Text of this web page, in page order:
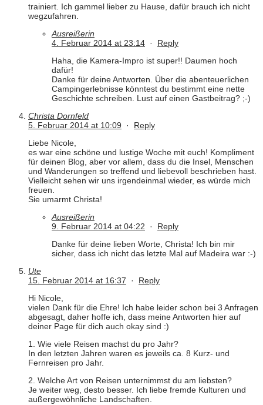
trainiert. Ich gammel lieber zu Hause, dafür brauch ich nicht
wegzufahren.
Ausreißerin
4. Februar 2014 at 23:14 · Reply
Haha, die Kamera-Impro ist super!! Daumen hoch
dafür!
Danke für deine Antworten. Über die abenteuerlichen
Campingerlebnisse könntest du bestimmt eine nette
Geschichte schreiben. Lust auf einen Gastbeitrag? ;-)
Christa Dornfeld
5. Februar 2014 at 10:09 · Reply
Liebe Nicole,
es war eine schöne und lustige Woche mit euch! Kompliment
für deinen Blog, aber vor allem, dass du die Insel, Menschen
und Wanderungen so treffend und liebevoll beschrieben hast.
Vielleicht sehen wir uns irgendeinmal wieder, es würde mich
freuen.
Sie umarmt Christa!
Ausreißerin
9. Februar 2014 at 04:22 · Reply
Danke für deine lieben Worte, Christa! Ich bin mir
sicher, dass ich nicht das letzte Mal auf Madeira war :-)
Ute
15. Februar 2014 at 16:37 · Reply
Hi Nicole,
vielen Dank für die Ehre! Ich habe leider schon bei 3 Anfragen
abgesagt, daher hoffe ich, dass meine Antworten hier auf
deiner Page für dich auch okay sind :)
1. Wie viele Reisen machst du pro Jahr?
In den letzten Jahren waren es jeweils ca. 8 Kurz- und
Fernreisen pro Jahr.
2. Welche Art von Reisen unternimmst du am liebsten?
Je weiter weg, desto besser. Ich liebe fremde Kulturen und
außergewöhnliche Landschaften.